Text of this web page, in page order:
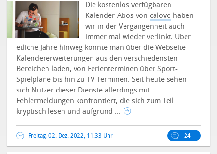
Die kostenlos verfügbaren
Kalender-Abos voncalovo haben
wir in der Vergangenheit auch
immer mal wieder verlinkt. Über
etliche Jahre hinweg konnte man über die Webseite
Kalendererweiterungen aus den verschiedensten
Bereichen laden, von Ferienterminen über Sport-
Spielpläne bis hin zu TV-Terminen.Seit heute sehen
sich Nutzer dieser Dienste allerdings mit
Fehlermeldungen konfrontiert, die sich zum Teil
kryptisch lesen und aufgrund ...
Freitag, 02. Dez. 2022, 11:33 Uhr 24